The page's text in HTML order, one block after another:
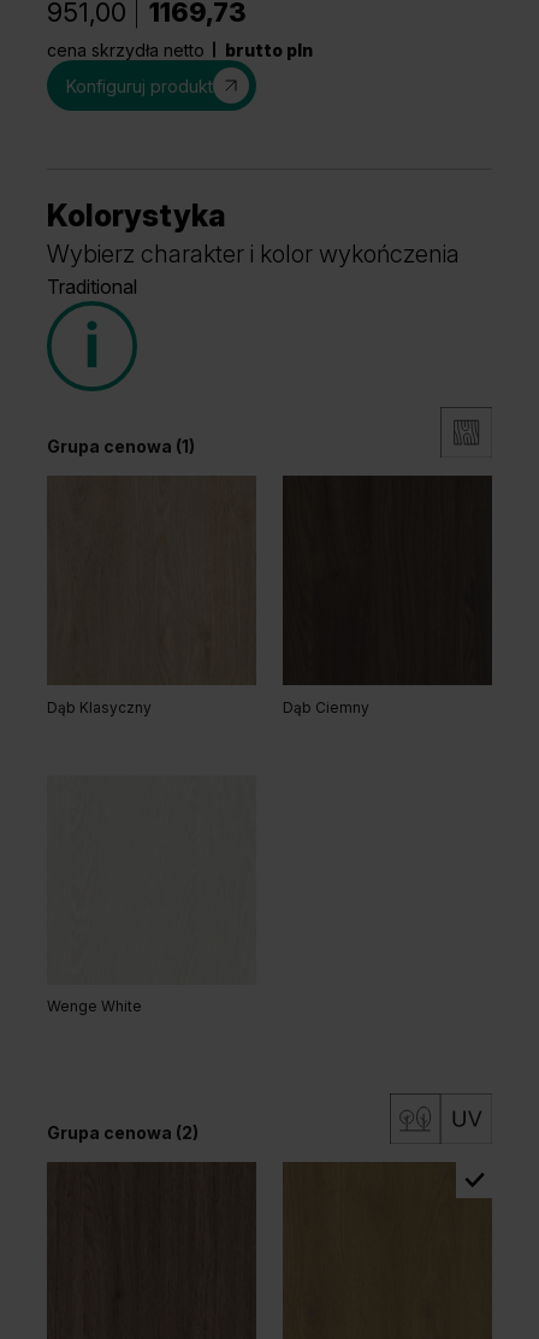
951,00 1169,73
cena skrzydła netto
brutto pln
Konfiguruj produkt
Kolorystyka
Wybierz charakter i kolor wykończenia
Traditional
Grupa cenowa (1)
Dąb Klasyczny Dąb Ciemny
Wenge White
Grupa cenowa (2)